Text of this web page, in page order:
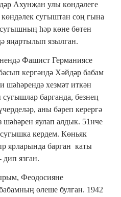
Ахунҗан улы көндәлеге
сугыштан соң гына
һәр көне бөтен
яңартылып язылган.
Фашист Германиясе
кергәндә Хәйдәр бабам
шәһәрендә хезмәт иткән
барганда, безнең
аны бәреп керергә
яулап алдык. 51нче
кердем. Көньяк
ярларында барган каты
язган.
Феодосияне
өлеше булган. 1942